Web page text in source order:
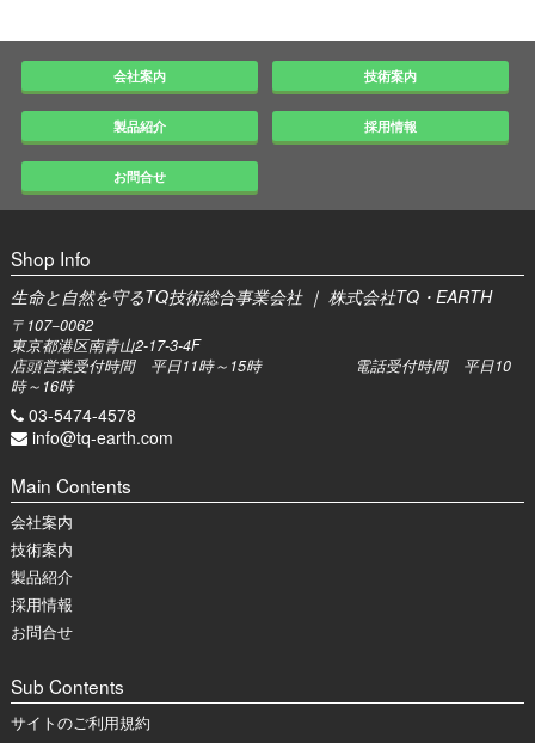
会社案内 技術案内
製品紹介 採用情報
お問合せ
Shop Info
生命と自然を守るTQ技術総合事業会社 ｜ 株式会社TQ・EARTH
〒107−0062
東京都港区南青山2-17-3-4F
店頭営業受付時間 平日11時～15時 電話受付時間 平日10
時～16時
03-5474-4578
info@tq-earth.com
Main Contents
会社案内
技術案内
製品紹介
採用情報
お問合せ
Sub Contents
サイトのご利用規約